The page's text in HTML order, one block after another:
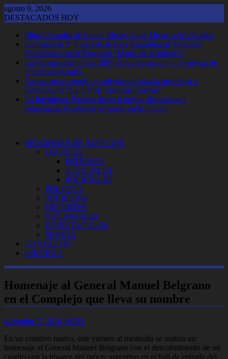
Saltar
al
agosto 9, 2026
DESTACADOS HOY
Murió el padre de Lionel Messi, Jorge Messi, a los 68 años
Comenzó la 3° Fecha de la Liga Argentina de Natación
Paralímpica en el Natatorio "Madre de Ciudades"
La Aurora celebró sus 206° años con un acto y la entrega de
viviendas sociales
Convocan a escuelas y colegios de toda la provincia a
participar de "La UNSE Abre sus Puertas"
La Intendente Fuentes destacó que se alcanzaron a
semaforizar 65 nuevas esquinas en la ciudad
SECCIONES DE NOTICIAS
LOCALES
INTERIOR
JUDICIALES
POLICIALES
POLITICA
SOCIEDAD
DEPORTES
NACIONALES
ESPECTACULOS
MUNDO
CONTACTO
ARCHIVO
Homenaje al General Manuel Belgrano
en el Complejo que lleva su nombre
diciembre 7, 2024 MAD
En un emotivo marco, este viernes al mediodía se realizó un
homenaje al General Manuel Belgrano con el descubrimiento de un
cuadro con la imagen del prócer argentino en el hall de entrada del